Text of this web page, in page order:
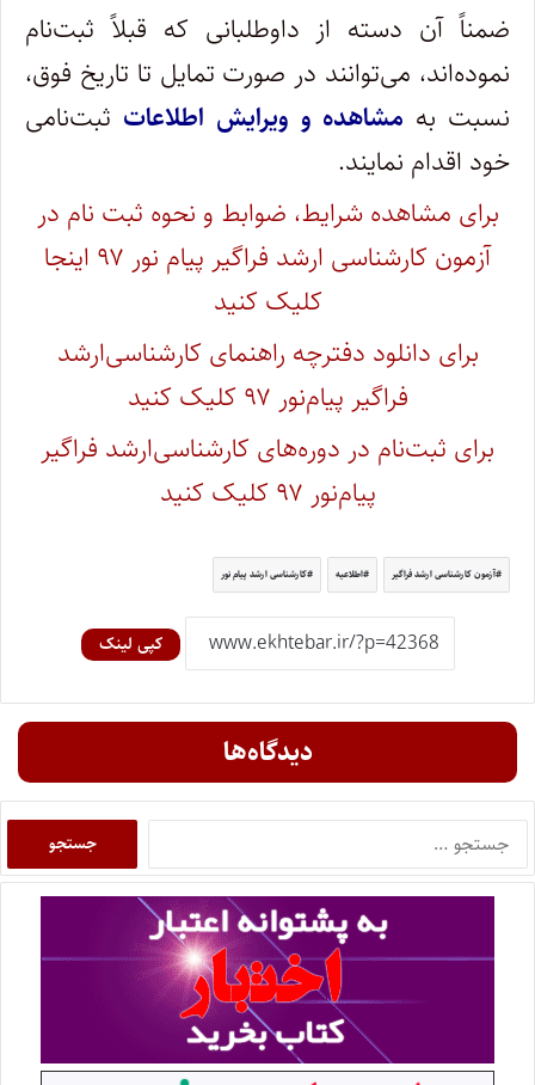
ضمناً آن دسته از داوطلبانی که قبلاً ثبت‌نام
نموده‌اند، می‌توانند در صورت تمایل تا تاریخ فوق،
نسبت به مشاهده و ویرایش اطلاعات ثبت‌نامی
خود اقدام نمایند.
برای مشاهده شرایط، ضوابط و نحوه ثبت نام در
آزمون کارشناسی ارشد فراگیر پیام نور ۹۷ اینجا
کلیک کنید
برای دانلود دفترچه راهنمای کارشناسی‌ارشد
فراگیر پیام‌نور ۹۷ کلیک کنید
برای ثبت‌نام در دوره‌های کارشناسی‌ارشد فراگیر
پیام‌نور ۹۷ کلیک کنید
آزمون کارشناسی ارشد فراگیر اطلاعیه کارشناسی ارشد پیام نور
کپی لینک
دیدگاه‌ها